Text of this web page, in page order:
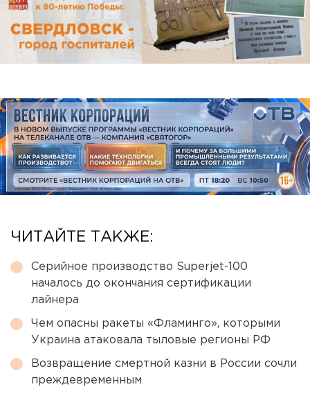
ЧИТАЙТЕ ТАКЖЕ:
Серийное производство Superjet-100
началось до окончания сертификации
лайнера
Чем опасны ракеты «Фламинго», которыми
Украина атаковала тыловые регионы РФ
Возвращение смертной казни в России сочли
преждевременным